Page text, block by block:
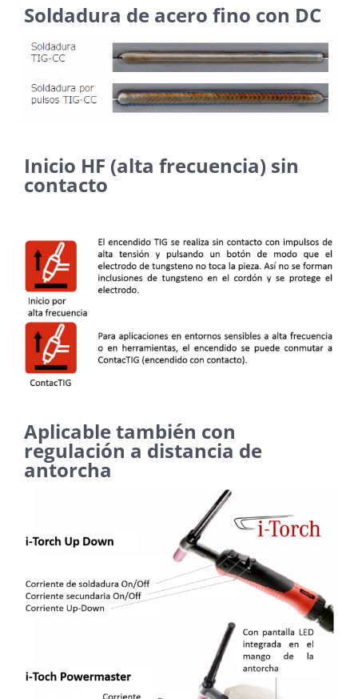
Soldadura de acero fino con DC
Inicio HF (alta frecuencia) sin
contacto
Aplicable también con
regulación a distancia de
antorcha